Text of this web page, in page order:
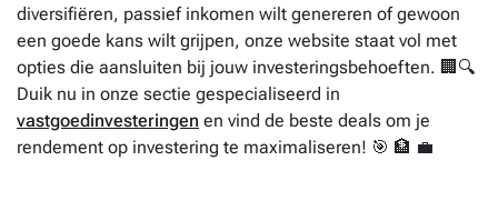
diversifiëren, passief inkomen wilt genereren of gewoon
een goede kans wilt grijpen, onze website staat vol met
opties die aansluiten bij jouw investeringsbehoeften. 🏢🔍
Duik nu in onze sectie gespecialiseerd in
vastgoedinvesteringen en vind de beste deals om je
rendement op investering te maximaliseren! 🎯 🏦 💼